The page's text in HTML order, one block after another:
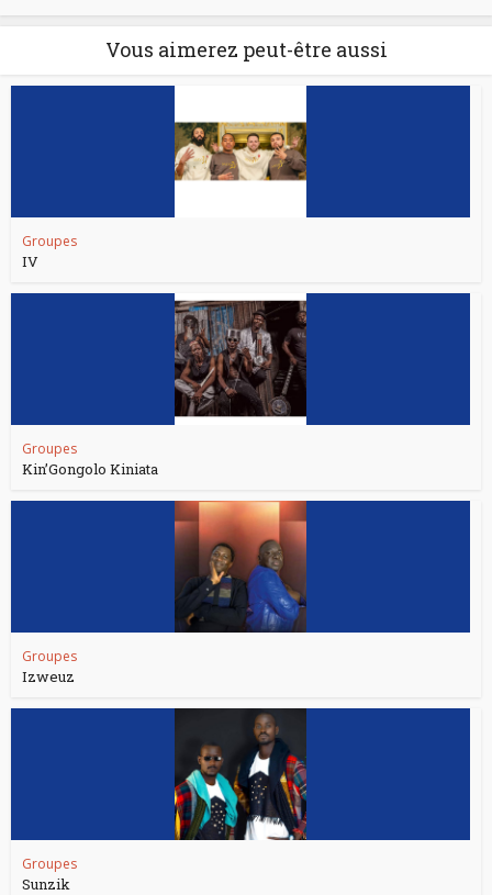
Vous aimerez peut-être aussi
Groupes
IV
Groupes
Kin’Gongolo Kiniata
Groupes
Izweuz
Groupes
Sunzik